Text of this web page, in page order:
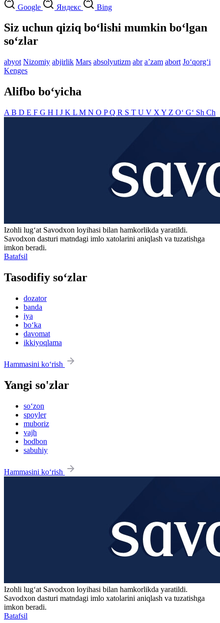
Google Яндекс Bing
Siz uchun qiziq bo‘lishi mumkin bo‘lgan
so‘zlar
abyot Nizomiy abjirlik Mars absolyutizm abr aʼzam abort Jo‘qorg‘i
Kenges
Alifbo bo‘yicha
A B D E F G H I J K L M N O PQ R S T U V X Y Z O‘ G‘ Sh Ch
Izohli lugʻat Savodxon loyihasi bilan hamkorlikda yaratildi.
Savodxon dasturi matndagi imlo xatolarini aniqlash va tuzatishga
imkon beradi.
Batafsil
Tasodifiy so‘zlar
dozator
banda
iya
bo‘ka
davomat
ikkiyoqlama
Hammasini ko‘rish
Yangi so'zlar
so‘zon
spoyler
muboriz
vajh
bodbon
sabuhiy
Hammasini ko‘rish
Izohli lugʻat Savodxon loyihasi bilan hamkorlikda yaratildi.
Savodxon dasturi matndagi imlo xatolarini aniqlash va tuzatishga
imkon beradi.
Batafsil